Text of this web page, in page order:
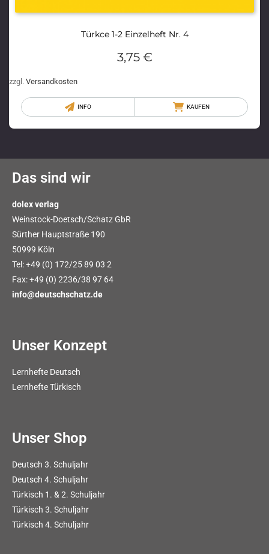
Türkce 1-2 Einzelheft Nr. 4
3,75 €
zzgl. Versandkosten
INFO KAUFEN
Das sind wir
dolex verlag
Weinstock-Doetsch/Schatz GbR
Sürther Hauptstraße 190
50999 Köln
Tel: +49 (0) 172/25 89 03 2
Fax: +49 (0) 2236/38 97 64
info@deutschschatz.de
Unser Konzept
Lernhefte Deutsch
Lernhefte Türkisch
Unser Shop
Deutsch 3. Schuljahr
Deutsch 4. Schuljahr
Türkisch 1. & 2. Schuljahr
Türkisch 3. Schuljahr
Türkisch 4. Schuljahr